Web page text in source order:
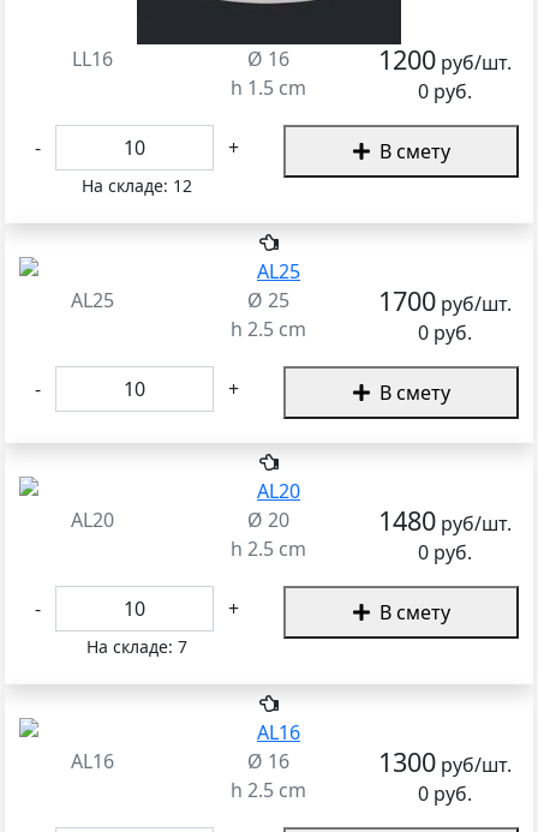
LL16
Ø 16
h 1.5 cm
1200 руб/шт.
0 руб.
- +
На складе: 12
В смету
AL25
Ø 25
h 2.5 cm
1700 руб/шт.
0 руб.
- + В смету
AL20
Ø 20
h 2.5 cm
1480 руб/шт.
0 руб.
- +
На складе: 7
В смету
AL16
Ø 16
h 2.5 cm
1300 руб/шт.
0 руб.